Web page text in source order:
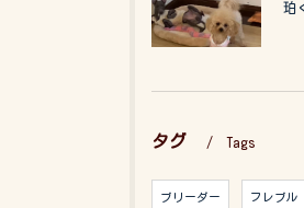
タグ Tags
ブリーダー フレブル